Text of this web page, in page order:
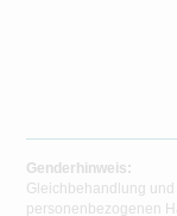
Genderhinweis:
Gleichbehandlung
personenbezogenen